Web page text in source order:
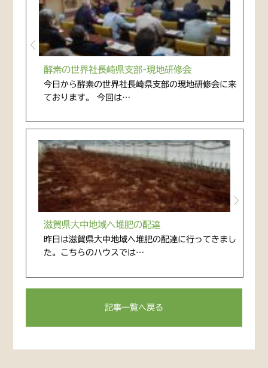
酵素の世界社長崎県支部-現地研修会
今日から酵素の世界社長崎県支部の現地研修会に来
ております。 今回は…
滋賀県大中地域へ堆肥の配達
昨日は滋賀県大中地域へ堆肥の配達に行ってきまし
た。こちらのハウスでは…
記事一覧へ戻る